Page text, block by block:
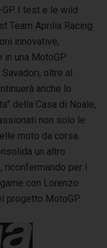
I test e le wild
Team Aprilia Racing
innovative,
in una MotoGP
oltre al
anche lo
della Casa di Noale,
non solo le
moto da corsa.
un altro
per i
con Lorenzo
progetto MotoGP.